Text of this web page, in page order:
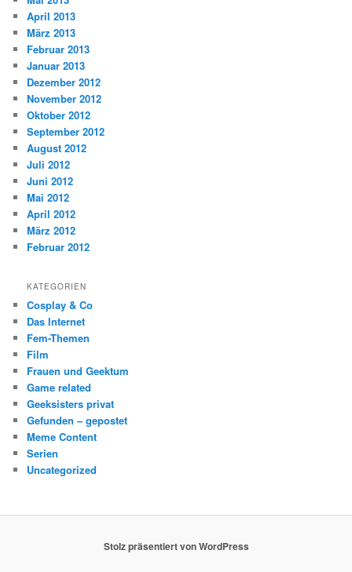
April 2013
März 2013
Februar 2013
Januar 2013
Dezember 2012
November 2012
Oktober 2012
September 2012
August 2012
Juli 2012
Juni 2012
Mai 2012
April 2012
März 2012
Februar 2012
KATEGORIEN
Cosplay & Co
Das Internet
Fem-Themen
Film
Frauen und Geektum
Game related
Geeksisters privat
Gefunden – gepostet
Meme Content
Serien
Uncategorized
Stolz präsentiert von WordPress